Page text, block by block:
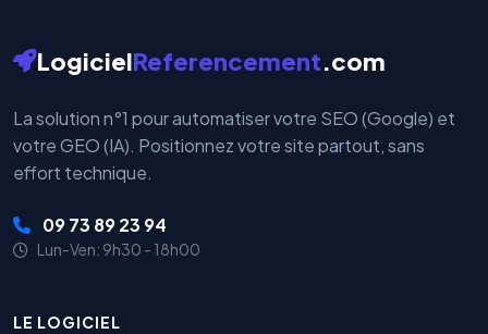
LogicielReferencement.com
La solution n°1 pour automatiser votre SEO (Google) et
votre GEO (IA). Positionnez votre site partout, sans
effort technique.
09 73 89 23 94
Lun-Ven: 9h30 - 18h00
LE LOGICIEL